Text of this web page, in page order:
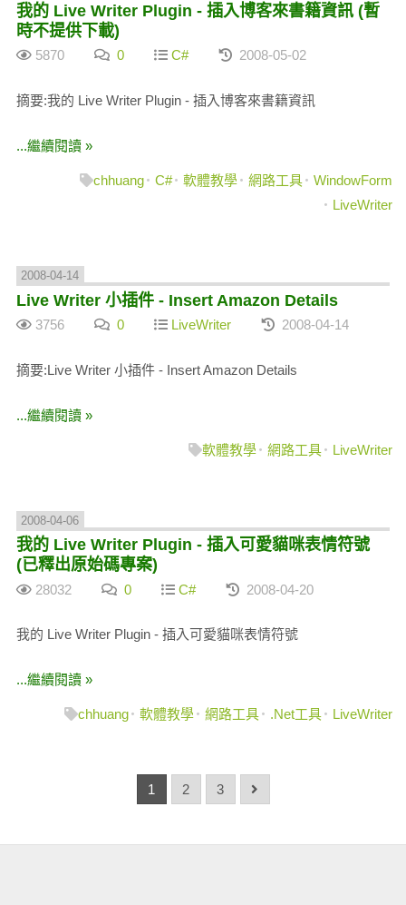
我的 Live Writer Plugin - 插入博客來書籍資訊 (暫
時不提供下載)
5870 0 C# 2008-05-02
摘要:我的 Live Writer Plugin - 插入博客來書籍資訊
...繼續閱讀 »
chhuang C# 軟體教學 網路工具
WindowForm
LiveWriter
2008-04-14
Live Writer 小插件 - Insert Amazon Details
3756 0 LiveWriter 2008-04-14
摘要:Live Writer 小插件 - Insert Amazon Details
...繼續閱讀 »
軟體教學 網路工具 LiveWriter
2008-04-06
我的 Live Writer Plugin - 插入可愛貓咪表情符號
(已釋出原始碼專案)
28032 0 C# 2008-04-20
我的 Live Writer Plugin - 插入可愛貓咪表情符號
...繼續閱讀 »
chhuang 軟體教學 網路工具 .Net工具 LiveWriter
1 2 3